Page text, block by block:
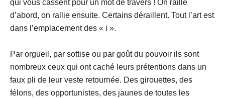
qui vous cassent pour un mot de travers ! On raille
d’abord, on rallie ensuite. Certains déraillent. Tout l’art est
dans l’emplacement des « i ».
Par orgueil, par sottise ou par goût du pouvoir ils sont
nombreux ceux qui ont caché leurs prétentions dans un
faux pli de leur veste retournée. Des girouettes, des
félons, des opportunistes, des jaunes de toutes les